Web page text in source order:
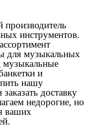
инструментов.
для музыкальных
музыкальные
и
нашу
доставку
недорогие, но
ваших